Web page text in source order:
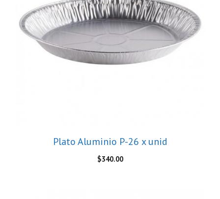
Plato Aluminio P-26 x unid
$340.00